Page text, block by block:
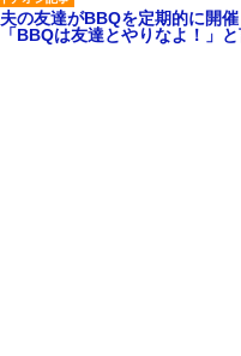
夫の友達がBBQを定期的に開
「BBQは友達とやりなよ！」